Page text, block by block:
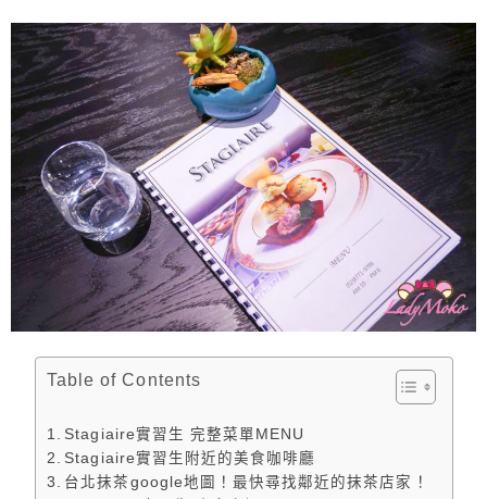
Table of Contents
Stagiaire實習生 完整菜單MENU
Stagiaire實習生附近的美食咖啡廳
台北抹茶google地圖！最快尋找鄰近的抹茶店家！